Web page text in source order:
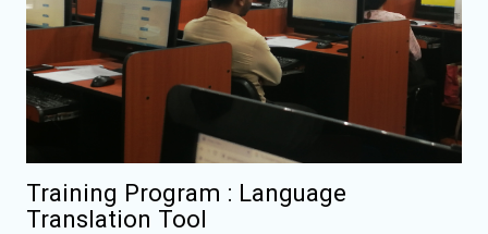
Training Program : Language
Translation Tool